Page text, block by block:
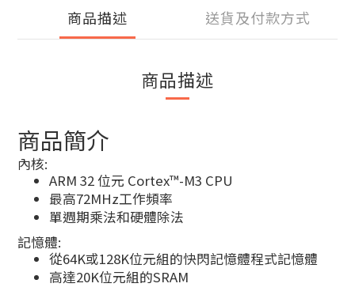
商品描述 送貨及付款方式
商品描述
商品簡介
內核:
ARM 32 位元 Cortex™-M3 CPU
最高72MHz工作頻率
單週期乘法和硬體除法
記憶體:
從64K或128K位元組的快閃記憶體程式記憶體
高達20K位元組的SRAM